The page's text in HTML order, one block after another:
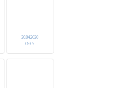
20.04.2020
09:07